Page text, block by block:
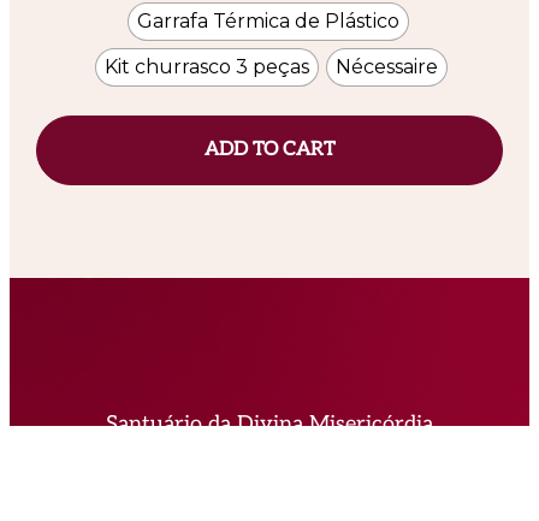
Garrafa Térmica de Plástico
Kit churrasco 3 peças
Nécessaire
ADD TO CART
Santuário da Divina Misericórdia